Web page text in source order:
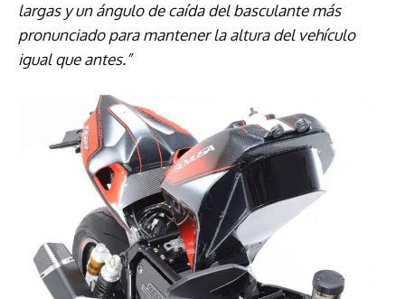
largas y un ángulo de caída del basculante más
pronunciado para mantener la altura del vehículo
igual que antes.”